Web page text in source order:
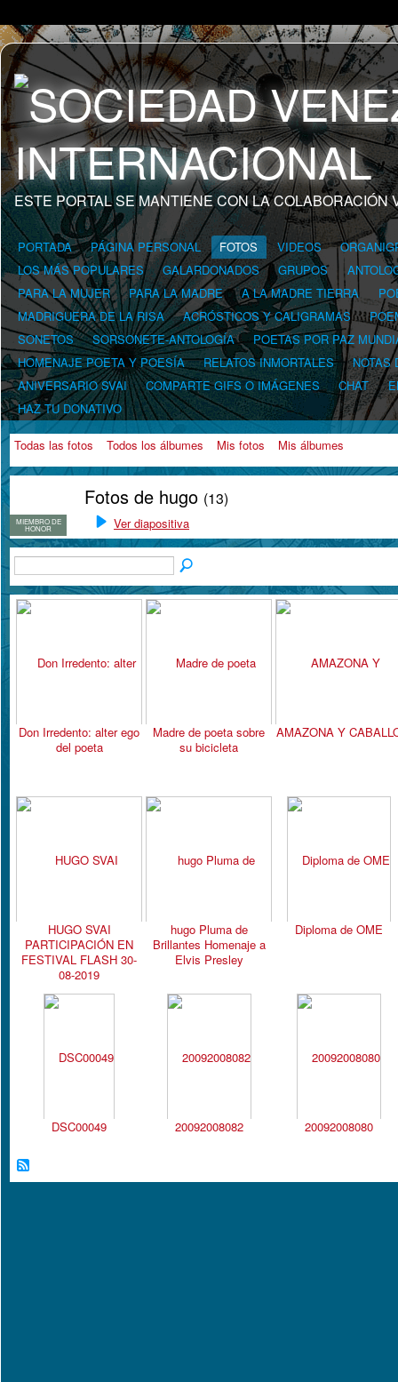
ESTE PORTAL SE MANTIENE CON LA COLABORACIÓN
PORTADA PÁGINA PERSONAL FOTOS VIDEOS
LOS MÁS POPULARES
GALARDONADOS GRUPOS
PARA LA MUJER
PARA LA MADRE A LA MADRE TIERRA
MADRIGUERA DE LA RISA
ACRÓSTICOS Y CALIGRAMAS
SONETOS
SORSONETE-ANTOLOGÍA
POETAS POR PAZ
HOMENAJE POETA Y POESÍA
RELATOS INMORTALES
NOTAS
ANIVERSARIO SVAI
COMPARTE GIFS O IMÁGENES CHAT
HAZ TU DONATIVO
Todas las fotos Todos los álbumes Mis fotos Mis álbumes
MIEMBRO DE
HONOR
Fotos de hugo (13)
Ver diapositiva
Don Irredento: alter ego
del poeta
Madre de poeta sobre
su bicicleta
AMAZONA Y
HUGO SVAI
PARTICIPACIÓN EN
FESTIVAL FLASH 30-
08-2019
hugo Pluma de
Brillantes Homenaje a
Elvis Presley
Diploma de OME
DSC00049 20092008082 20092008080